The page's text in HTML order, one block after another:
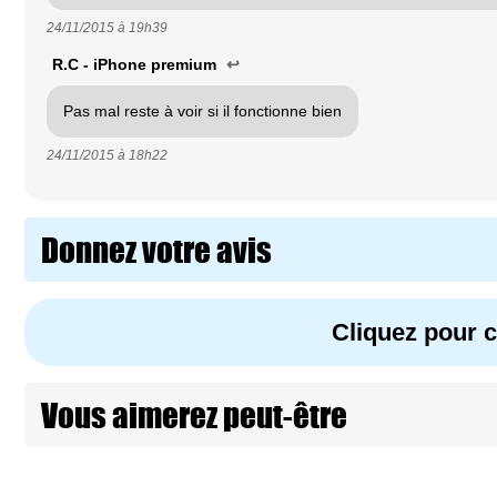
24/11/2015 à 19h39
R.C - iPhone premium ↩
Pas mal reste à voir si il fonctionne bien
24/11/2015 à 18h22
Donnez votre avis
Cliquez pour
Vous aimerez peut-être